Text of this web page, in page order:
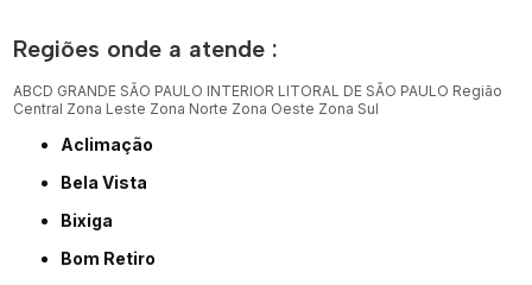
Regiões onde a atende :
ABCD GRANDE SÃO PAULO INTERIOR LITORAL DE SÃO PAULO Região
Central Zona Leste Zona Norte Zona Oeste Zona Sul
Aclimação
Bela Vista
Bixiga
Bom Retiro